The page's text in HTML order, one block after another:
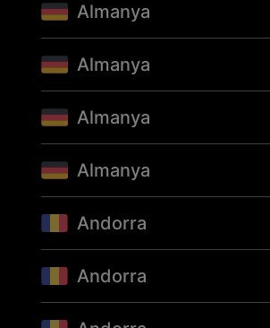
Almanya
Almanya
Almanya
Almanya
Andorra
Andorra